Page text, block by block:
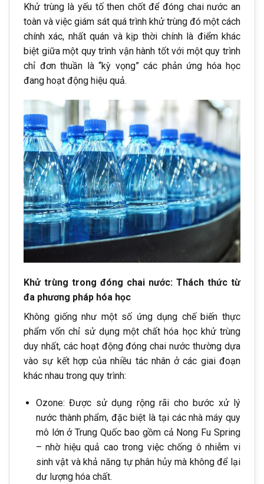
Khử trùng là yếu tố then chốt để đóng chai nước an
toàn và việc giám sát quá trình khử trùng đó một cách
chính xác, nhất quán và kịp thời chính là điểm khác
biệt giữa một quy trình vận hành tốt với một quy trình
chỉ đơn thuần là “kỳ vọng” các phản ứng hóa học
đang hoạt động hiệu quả.
Khử trùng trong đóng chai nước: Thách thức từ
đa phương pháp hóa học
Không giống như một số ứng dụng chế biến thực
phẩm vốn chỉ sử dụng một chất hóa học khử trùng
duy nhất, các hoạt động đóng chai nước thường dựa
vào sự kết hợp của nhiều tác nhân ở các giai đoạn
khác nhau trong quy trình:
Ozone: Được sử dụng rộng rãi cho bước xử lý
nước thành phẩm, đặc biệt là tại các nhà máy quy
mô lớn ở Trung Quốc bao gồm cả Nong Fu Spring
– nhờ hiệu quả cao trong việc chống ô nhiễm vi
sinh vật và khả năng tự phân hủy mà không để lại
dư lượng hóa chất.